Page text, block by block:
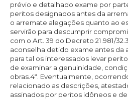
prévio e detalhado exame por
peritos designados antes da
o arremate alegações quanto ao
servirão para descumprir
com o Art. 39 do Decreto 21.981/
aconselha detido exame antes da
para tal os interessados levar
de examinar a genuinidade,
obras.4ª. Eventualmente,
relacionado as descrições,
assinados por peritos idôneos e